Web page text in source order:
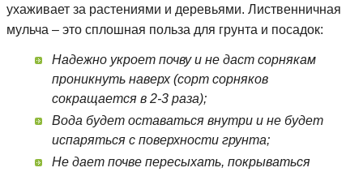
ухаживает за растениями и деревьями. Лиственничная
мульча – это сплошная польза для грунта и посадок:
Надежно укроет почву и не даст сорнякам
проникнуть наверх (сорт сорняков
сокращается в 2-3 раза);
Вода будет оставаться внутри и не будет
испаряться с поверхности грунта;
Не дает почве пересыхать, покрываться